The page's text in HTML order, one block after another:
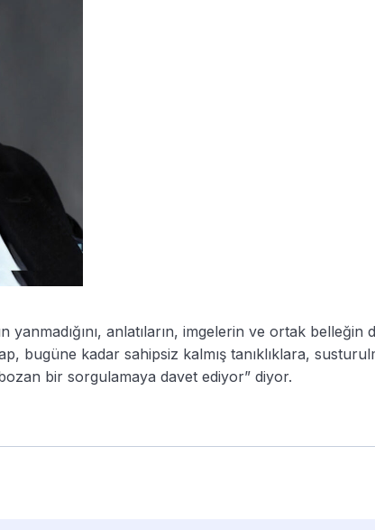
yanmadığını, anlatıların, imgelerin ve ortak belleğin
bugüne kadar sahipsiz kalmış tanıklıklara,
bir sorgulamaya davet ediyor” diyor.